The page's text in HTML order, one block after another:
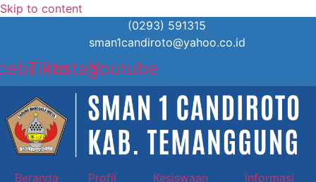
Skip to content
(0293) 591315
sman1candiroto@yahoo.co.id
Tiktok
Instagram
Youtube
Beranda Profil Kesiswaan
Informasi